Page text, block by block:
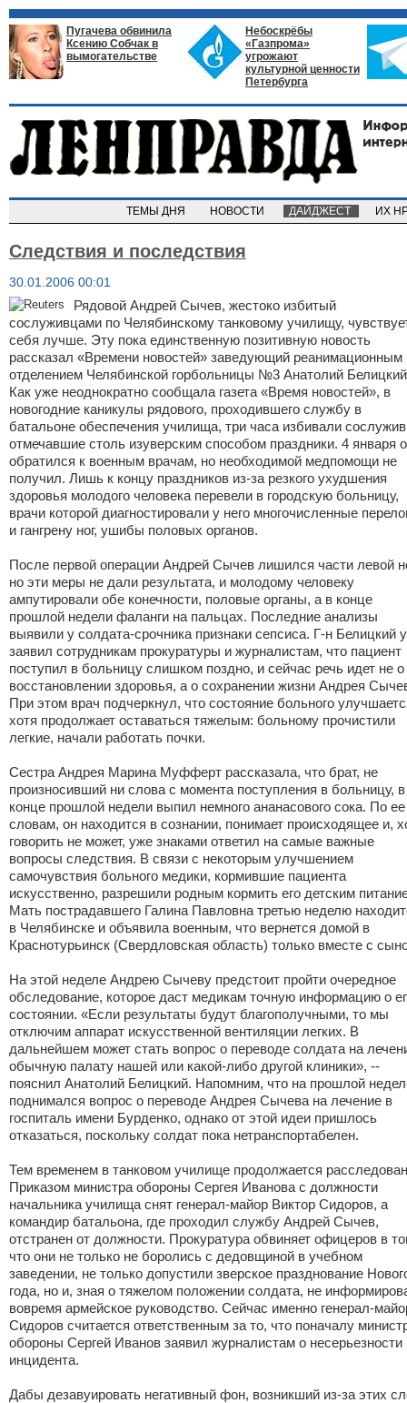
Пугачева обвинила
Ксению Собчак в
вымогательстве
Небоскрёбы
«Газпрома»
угрожают
культурной ценности
Петербурга
ТЕМЫ ДНЯ НОВОСТИ ДАЙДЖЕСТ ИХ
Следствия и последствия
30.01.2006 00:01
Рядовой Андрей Сычев, жестоко избитый
сослуживцами по Челябинскому танковому училищу,
себя лучше. Эту пока единственную позитивную новость
рассказал «Времени новостей» заведующий реанимационным
отделением Челябинской горбольницы №3 Анатолий
Как уже неоднократно сообщала газета «Время новостей», в
новогодние каникулы рядового, проходившего службу в
батальоне обеспечения училища, три часа избивали
отмечавшие столь изуверским способом праздники. 4 января
обратился к военным врачам, но необходимой медпомощи не
получил. Лишь к концу праздников из-за резкого ухудшения
здоровья молодого человека перевели в городскую больницу,
врачи которой диагностировали у него многочисленные
и гангрену ног, ушибы половых органов.
После первой операции Андрей Сычев лишился части левой
но эти меры не дали результата, и молодому человеку
ампутировали обе конечности, половые органы, а в конце
прошлой недели фаланги на пальцах. Последние анализы
выявили у солдата-срочника признаки сепсиса. Г-н Белицкий
заявил сотрудникам прокуратуры и журналистам, что пациент
поступил в больницу слишком поздно, и сейчас речь идет не о
восстановлении здоровья, а о сохранении жизни Андрея
При этом врач подчеркнул, что состояние больного
хотя продолжает оставаться тяжелым: больному прочистили
легкие, начали работать почки.
Сестра Андрея Марина Муфферт рассказала, что брат, не
произносивший ни слова с момента поступления в больницу, в
конце прошлой недели выпил немного ананасового сока. По ее
словам, он находится в сознании, понимает происходящее и,
говорить не может, уже знаками ответил на самые важные
вопросы следствия. В связи с некоторым улучшением
самочувствия больного медики, кормившие пациента
искусственно, разрешили родным кормить его детским
Мать пострадавшего Галина Павловна третью неделю
в Челябинске и объявила военным, что вернется домой в
Краснотурьинск (Свердловская область) только вместе с
На этой неделе Андрею Сычеву предстоит пройти очередное
обследование, которое даст медикам точную информацию о
состоянии. «Если результаты будут благополучными, то мы
отключим аппарат искусственной вентиляции легких. В
дальнейшем может стать вопрос о переводе солдата на
обычную палату нашей или какой-либо другой клиники», --
пояснил Анатолий Белицкий. Напомним, что на прошлой
поднимался вопрос о переводе Андрея Сычева на лечение в
госпиталь имени Бурденко, однако от этой идеи пришлось
отказаться, поскольку солдат пока нетранспортабелен.
Тем временем в танковом училище продолжается
Приказом министра обороны Сергея Иванова с должности
начальника училища снят генерал-майор Виктор Сидоров, а
командир батальона, где проходил службу Андрей Сычев,
отстранен от должности. Прокуратура обвиняет офицеров в
что они не только не боролись с дедовщиной в учебном
заведении, не только допустили зверское празднование
года, но и, зная о тяжелом положении солдата, не
вовремя армейское руководство. Сейчас именно генерал-
Сидоров считается ответственным за то, что поначалу
обороны Сергей Иванов заявил журналистам о несерьезности
инцидента.
Дабы дезавуировать негативный фон, возникший из-за этих